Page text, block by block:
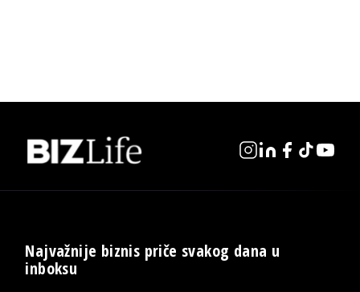
Najvažnije biznis priče svakog dana u
inboksu